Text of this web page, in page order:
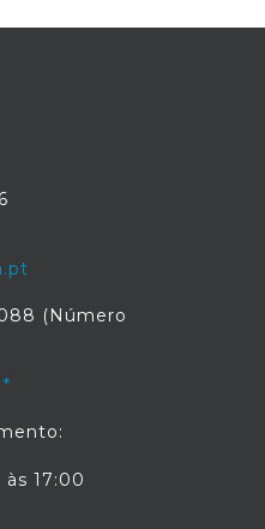
(Número
17:00